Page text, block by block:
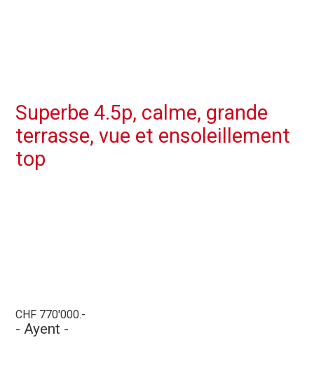
Superbe 4.5p, calme, grande
terrasse, vue et ensoleillement
top
CHF 770'000.-
- Ayent -